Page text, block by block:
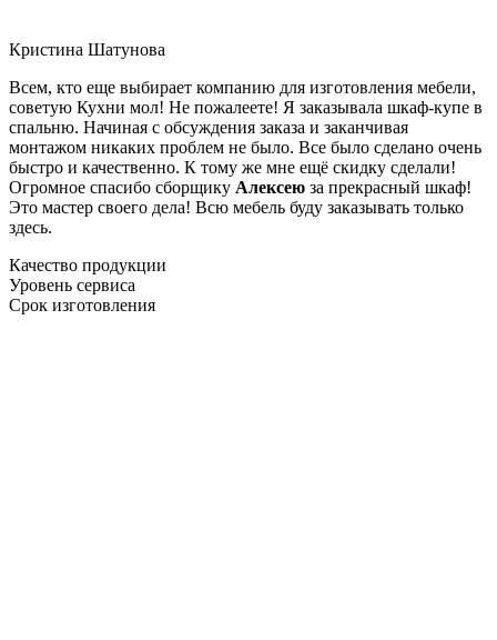
Кристина Шатунова
Всем, кто еще выбирает компанию для изготовления мебели,
советую Кухни мол! Не пожалеете! Я заказывала шкаф-купе в
спальню. Начиная с обсуждения заказа и заканчивая
монтажом никаких проблем не было. Все было сделано очень
быстро и качественно. К тому же мне ещё скидку сделали!
Огромное спасибо сборщику Алексею за прекрасный шкаф!
Это мастер своего дела! Всю мебель буду заказывать только
здесь.
Качество продукции
Уровень сервиса
Срок изготовления